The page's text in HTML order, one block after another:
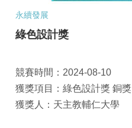
永續發展
綠色設計獎
競賽時間：2024-08-10
獲獎項目：綠色設計獎 銅獎
獲獎人：天主教輔仁大學